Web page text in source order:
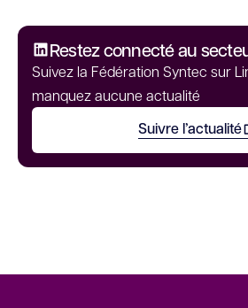
Restez connecté au
Suivez la Fédération Syntec sur
manquez aucune actualité
Suivre l’actualité
Ouvrir